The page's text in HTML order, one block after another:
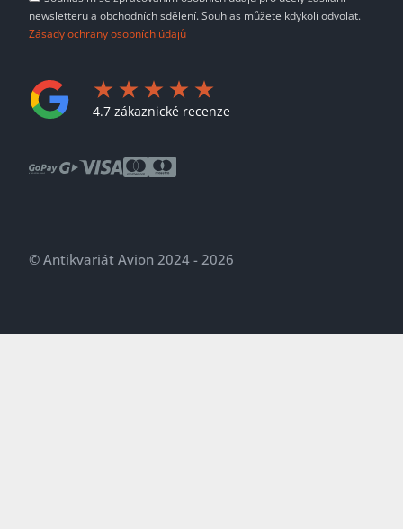
newsletteru a obchodních sdělení. Souhlas můžete kdykoli odvolat.
Zásady ochrany osobních údajů
4.7 zákaznické recenze
© Antikvariát Avion 2024 - 2026